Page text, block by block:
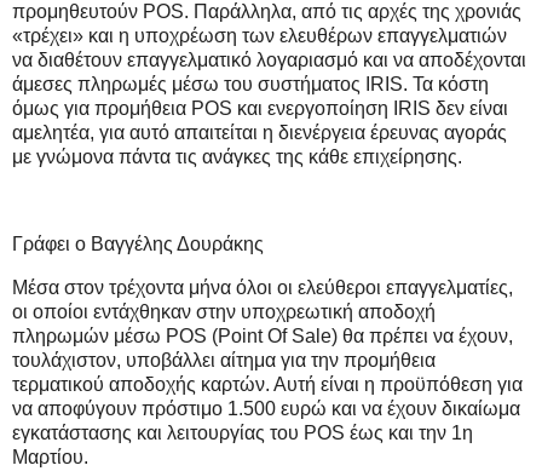
προμηθευτούν POS. Παράλληλα, από τις αρχές της χρονιάς
«τρέχει» και η υποχρέωση των ελευθέρων επαγγελματιών
να διαθέτουν επαγγελματικό λογαριασμό και να αποδέχονται
άμεσες πληρωμές μέσω του συστήματος IRIS. Τα κόστη
όμως για προμήθεια POS και ενεργοποίηση IRIS δεν είναι
αμελητέα, για αυτό απαιτείται η διενέργεια έρευνας αγοράς
με γνώμονα πάντα τις ανάγκες της κάθε επιχείρησης.
Γράφει ο Βαγγέλης Δουράκης
Μέσα στον τρέχοντα μήνα όλοι οι ελεύθεροι επαγγελματίες,
οι οποίοι εντάχθηκαν στην υποχρεωτική αποδοχή
πληρωμών μέσω POS (Point Of Sale) θα πρέπει να έχουν,
τουλάχιστον, υποβάλλει αίτημα για την προμήθεια
τερματικού αποδοχής καρτών. Αυτή είναι η προϋπόθεση για
να αποφύγουν πρόστιμο 1.500 ευρώ και να έχουν δικαίωμα
εγκατάστασης και λειτουργίας του POS έως και την 1η
Μαρτίου.